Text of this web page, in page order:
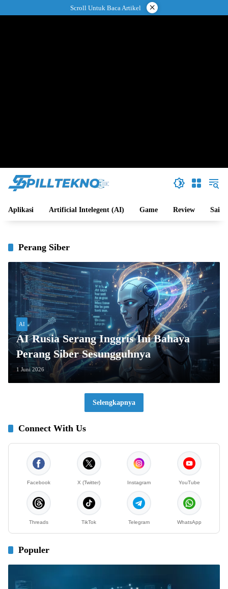
ke
Scroll Untuk Baca Artikel ×
Aplikasi Artificial Intelegent (AI) Game Review Sains
Perang Siber
AI
AI Rusia Serang Inggris Ini Bahaya
Perang Siber Sesungguhnya
1 Juni 2026
Selengkapnya
Connect With Us
Facebook X (Twitter) Instagram YouTube
Threads TikTok Telegram WhatsApp
Populer